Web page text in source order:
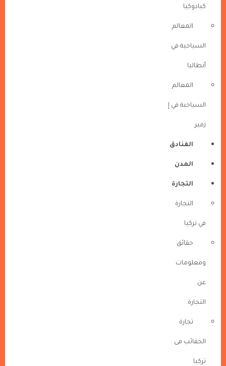
كبادوكيا
المعالم
السياحية في
أنطاليا
المعالم
السياحية في إ
زمير
الفنادق
المدن
التجارة
التجارة
في تركيا
حقائق
ومعلومات
عن
التجارة
تجارة
الحقائب فى
تركيا